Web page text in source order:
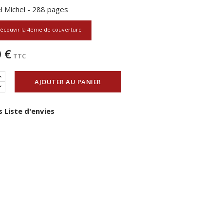
Michel - 288 pages
la 4ème de couverture
€ TTC
AJOUTER AU PANIER
Liste d'envies